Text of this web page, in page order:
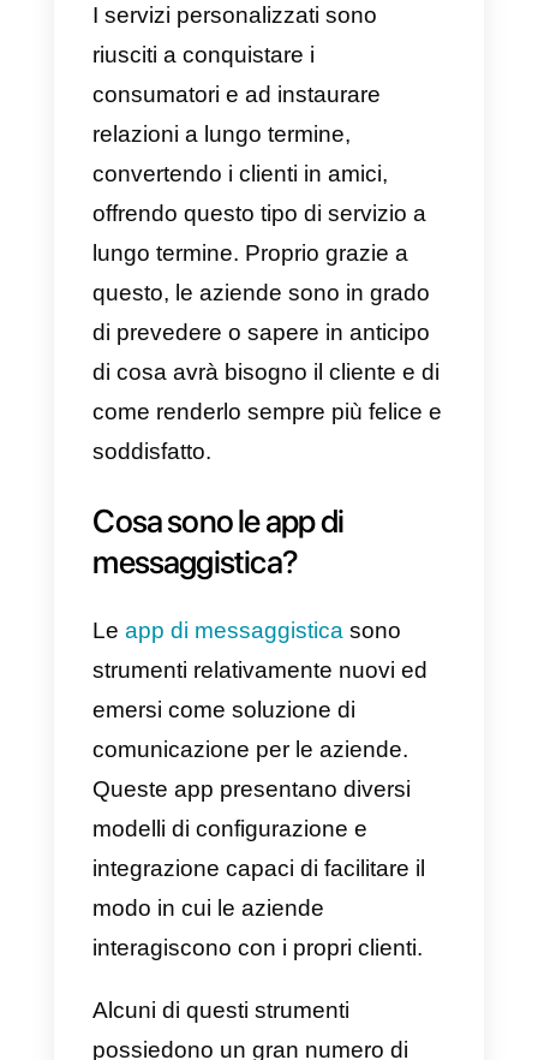
cambiamento e in cui il
consumatore diventa sempre più
del 2021 e degli anni che
verranno: quando il cliente si
trova di fronte alla decisione di
cosa acquistare, noleggiare o
consumare darà valore a
qualsiasi servizio capace di
chiarirgli quel grande dubbio per
decidere con trasparenza.
Attualmente, i modelli di business
di mercato, posizionamento e
strategie. Mentre il cliente decide
cosa acquistare, considererà altri
elementi: prezzo, esclusività e
servizio ottenuto.
Per tutti questi motivi possiamo
ben capire quanto sia importante
offrire un servizio che, oltre ad